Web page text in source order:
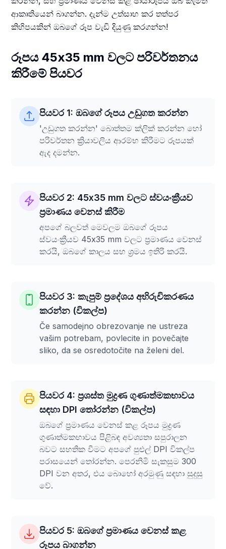
ආකෘතියෙන් බාගන්න. දැන්ම උත්සාහ කර තත්පර
කිහිපයකින් ඔබගේ රූප වැඩි දියුණු කරගන්න!
රූපය 45x35 mm වලට පරිවර්තනය
කිරීමේ පියවර
පියවර 1: ඔබගේ රූපය උඩුගත කරන්න
'උඩුගත කරන්න' බොත්තම ක්ලික් කරන්න හෝ
පරිවර්තන ක්‍රියාවලිය ආරම්භ කිරීමට රූපයක්
ඇද දමන්න.
පියවර 2: 45x35 mm වලට ස්වයංක්‍රීයව
ප්‍රමාණය වෙනස් කිරීම
අපගේ බලවත් මෙවලම ඔබගේ රූපය
ස්වයංක්‍රීයව 45x35 mm වලට ප්‍රමාණය වෙනස්
කරයි, ඔබගේ කාලය සහ ශ්‍රමය ඉතිරි කරයි.
පියවර 3: කැපුම් ප්‍රදේශය අභිරුචිකරණය
කරන්න (විකල්ප)
Če samodejno obrezovanje ne ustreza
vašim potrebam, povlecite in povečajte
sliko, da se osredotočite na želeni del.
පියවර 4: ප්‍රශස්ත මුද්‍රණ ගුණාත්මකභාවය
සඳහා DPI තෝරන්න (විකල්ප)
ඔබගේ ප්‍රමාණය වෙනස් කළ රූපය මුද්‍රණ
ගුණාත්මකභාවය පිළිබඳ අවශ්‍යතා සපුරාලන
බවට සහතික වීමට අපගේ පුළුල් DPI විකල්ප
පරාසයෙන් තෝරන්න. පෙරනිමි සැකසුම 300
DPI වන අතර, එය බොහෝ අරමුණු සඳහා සුදුසු
වේ.
පියවර 5: ඔබගේ ප්‍රමාණය වෙනස් කළ
රූපය බාගන්න